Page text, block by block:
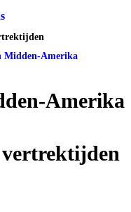
Midden-Amerika
Amerika